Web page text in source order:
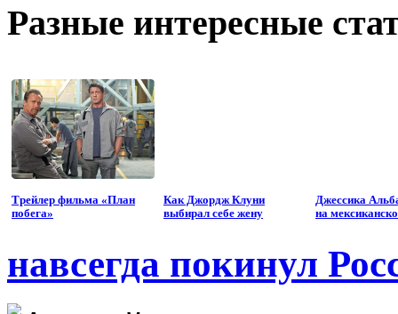
Разные интересные
Трейлер фильма «План
побега»
Как Джордж Клуни
выбирал себе жену
Джессика
на
навсегда покинул